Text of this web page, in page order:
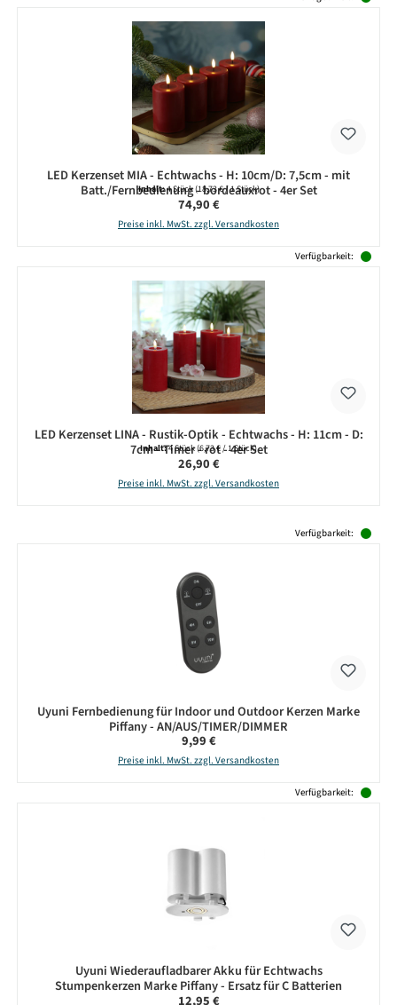
LED Kerzenset MIA - Echtwachs - H: 10cm/D: 7,5cm - mit
Batt./Fernbedienung - bordeauxrot - 4er Set
Inhalt:4 Stück(18,73 € / 1 Stück)
Regulärer Preis:
74,90 €
Preise inkl. MwSt. zzgl. Versandkosten
Verfügbarkeit:
LED Kerzenset LINA - Rustik-Optik - Echtwachs - H: 11cm - D:
7cm - Timer - rot - 4er Set
Inhalt:4 Stück(6,73 € / 1 Stück)
Regulärer Preis:
26,90 €
Preise inkl. MwSt. zzgl. Versandkosten
Verfügbarkeit:
Uyuni Fernbedienung für Indoor und Outdoor Kerzen Marke
Piffany - AN/AUS/TIMER/DIMMER
Regulärer Preis:
9,99 €
Preise inkl. MwSt. zzgl. Versandkosten
Verfügbarkeit:
Uyuni Wiederaufladbarer Akku für Echtwachs
Stumpenkerzen Marke Piffany - Ersatz für C Batterien
Regulärer Preis:
12,95 €